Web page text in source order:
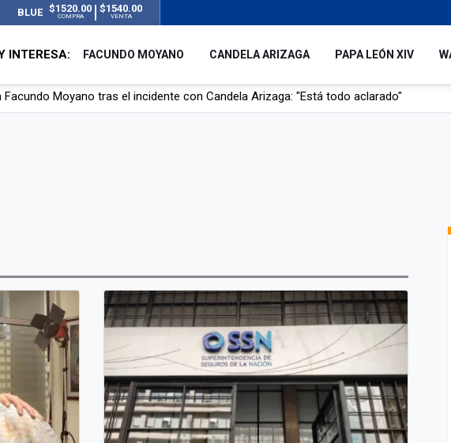
BLUE $1520.00
COMPRA
$1540.00
VENTA
INTERESA: FACUNDO MOYANO CANDELA ARIZAGA PAPA LEÓN XIV
Brasil no enviará a su embajador a Buenos Aires tras el conflicto de Javier